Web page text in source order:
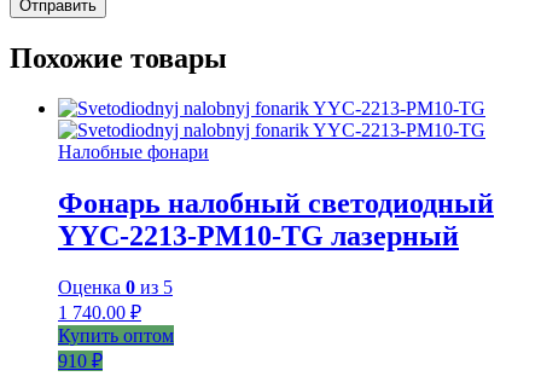
Похожие товары
Налобные фонари
Фонарь налобный светодиодный
YYC-2213-PM10-TG лазерный
Оценка 0 из 5
1 740.00 ₽
Купить оптом
910 ₽